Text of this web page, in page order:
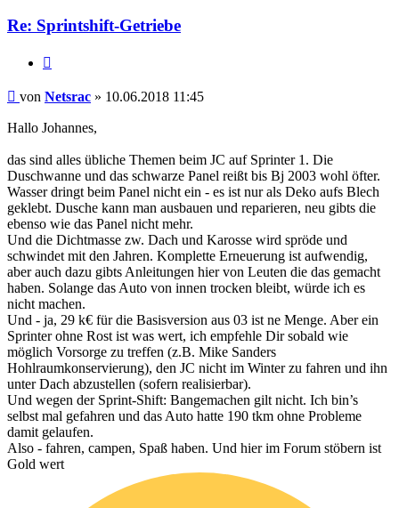
Re: Sprintshift-Getriebe
Beitrag
von Netsrac » 10.06.2018 11:45
Hallo Johannes,
das sind alles übliche Themen beim JC auf Sprinter 1. Die
Duschwanne und das schwarze Panel reißt bis Bj 2003 wohl öfter.
Wasser dringt beim Panel nicht ein - es ist nur als Deko aufs Blech
geklebt. Dusche kann man ausbauen und reparieren, neu gibts die
ebenso wie das Panel nicht mehr.
Und die Dichtmasse zw. Dach und Karosse wird spröde und
schwindet mit den Jahren. Komplette Erneuerung ist aufwendig,
aber auch dazu gibts Anleitungen hier von Leuten die das gemacht
haben. Solange das Auto von innen trocken bleibt, würde ich es
nicht machen.
Und - ja, 29 k€ für die Basisversion aus 03 ist ne Menge. Aber ein
Sprinter ohne Rost ist was wert, ich empfehle Dir sobald wie
möglich Vorsorge zu treffen (z.B. Mike Sanders
Hohlraumkonservierung), den JC nicht im Winter zu fahren und ihn
unter Dach abzustellen (sofern realisierbar).
Und wegen der Sprint-Shift: Bangemachen gilt nicht. Ich bin’s
selbst mal gefahren und das Auto hatte 190 tkm ohne Probleme
damit gelaufen.
Also - fahren, campen, Spaß haben. Und hier im Forum stöbern ist
Gold wert